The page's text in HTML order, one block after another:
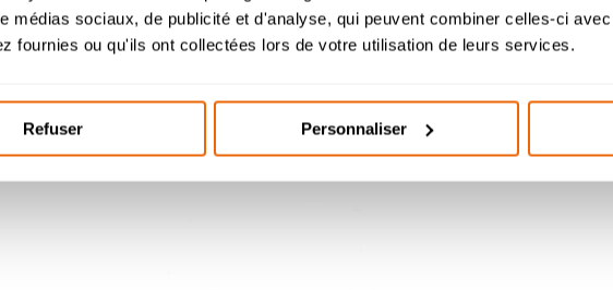
médias sociaux, de publicité et d'analyse, qui peuvent combiner celles-ci
fournies ou qu'ils ont collectées lors de votre utilisation de leurs services.
Refuser Personnaliser
Bachelor Design d’Espace et Prépa Architecture :
candidatures étudiés durant l’été.